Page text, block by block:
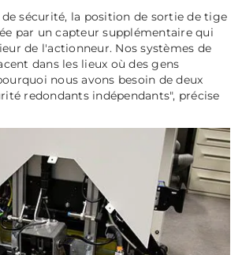
de sécurité, la position de sortie de tige
par un capteur supplémentaire qui
de l'actionneur. Nos systèmes de
dans les lieux où des gens
nous avons besoin de deux
redondants indépendants", précise